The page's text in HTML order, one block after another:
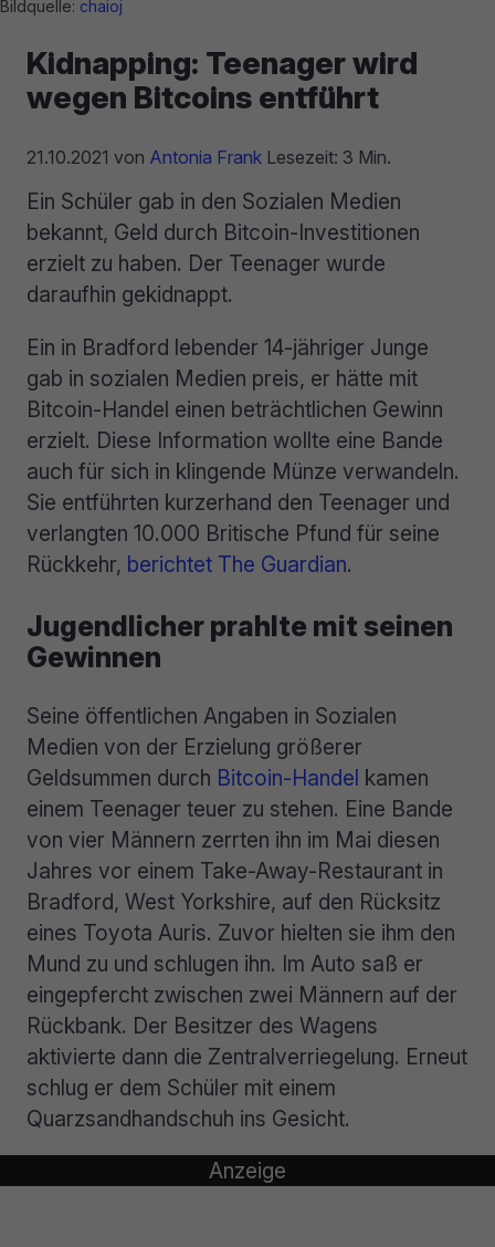
Bildquelle: chaioj
Kidnapping: Teenager wird
wegen Bitcoins entführt
21.10.2021 von Antonia Frank Lesezeit: 3 Min.
Ein Schüler gab in den Sozialen Medien
bekannt, Geld durch Bitcoin-Investitionen
erzielt zu haben. Der Teenager wurde
daraufhin gekidnappt.
Ein in Bradford lebender 14-jähriger Junge
gab in sozialen Medien preis, er hätte mit
Bitcoin-Handel einen beträchtlichen Gewinn
erzielt. Diese Information wollte eine Bande
auch für sich in klingende Münze verwandeln.
Sie entführten kurzerhand den Teenager und
verlangten 10.000 Britische Pfund für seine
Rückkehr, berichtet The Guardian.
Jugendlicher prahlte mit seinen
Gewinnen
Seine öffentlichen Angaben in Sozialen
Medien von der Erzielung größerer
Geldsummen durch Bitcoin-Handel kamen
einem Teenager teuer zu stehen. Eine Bande
von vier Männern zerrten ihn im Mai diesen
Jahres vor einem Take-Away-Restaurant in
Bradford, West Yorkshire, auf den Rücksitz
eines Toyota Auris. Zuvor hielten sie ihm den
Mund zu und schlugen ihn. Im Auto saß er
eingepfercht zwischen zwei Männern auf der
Rückbank. Der Besitzer des Wagens
aktivierte dann die Zentralverriegelung. Erneut
schlug er dem Schüler mit einem
Quarzsandhandschuh ins Gesicht.